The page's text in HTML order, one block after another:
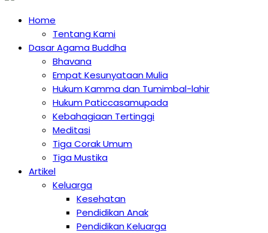
Home
Tentang Kami
Dasar Agama Buddha
Bhavana
Empat Kesunyataan Mulia
Hukum Kamma dan Tumimbal-lahir
Hukum Paticcasamupada
Kebahagiaan Tertinggi
Meditasi
Tiga Corak Umum
Tiga Mustika
Artikel
Keluarga
Kesehatan
Pendidikan Anak
Pendidikan Keluarga